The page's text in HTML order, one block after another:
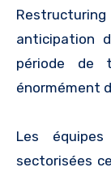
anticipation
période de
énormément
Les
sectorisées